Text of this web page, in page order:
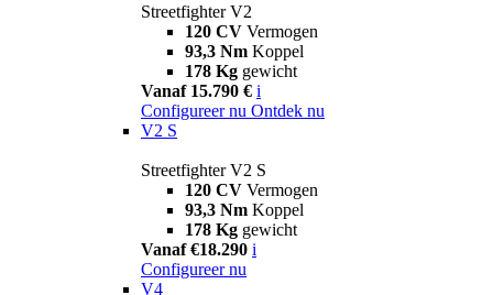
Streetfighter V2
120 CV Vermogen
93,3 Nm Koppel
178 Kg gewicht
Vanaf 15.790 € i
Configureer nu Ontdek nu
V2 S
Streetfighter V2 S
120 CV Vermogen
93,3 Nm Koppel
178 Kg gewicht
Vanaf €18.290 i
Configureer nu
V4